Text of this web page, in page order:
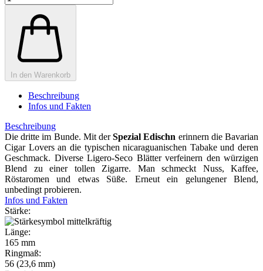
In den Warenkorb
Beschreibung
Infos und Fakten
Beschreibung
Die dritte im Bunde. Mit derSpezial Edischn erinnern die Bavarian
Cigar Lovers an die typischen nicaraguanischen Tabake und deren
Geschmack. Diverse Ligero-Seco Blätter verfeinern den würzigen
Blend zu einer tollen Zigarre. Man schmeckt Nuss, Kaffee,
Röstaromen und etwas Süße. Erneut ein gelungener Blend,
unbedingt probieren.
Infos und Fakten
Stärke:
Länge:
165 mm
Ringmaß:
56 (23,6 mm)